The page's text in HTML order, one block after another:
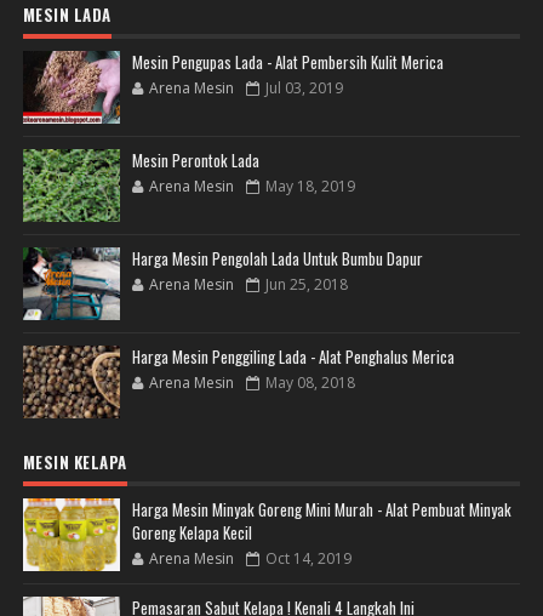
MESIN LADA
Mesin Pengupas Lada - Alat Pembersih Kulit Merica
Arena Mesin Jul 03, 2019
Mesin Perontok Lada
Arena Mesin May 18, 2019
Harga Mesin Pengolah Lada Untuk Bumbu Dapur
Arena Mesin Jun 25, 2018
Harga Mesin Penggiling Lada - Alat Penghalus Merica
Arena Mesin May 08, 2018
MESIN KELAPA
Harga Mesin Minyak Goreng Mini Murah - Alat Pembuat Minyak
Goreng Kelapa Kecil
Arena Mesin Oct 14, 2019
Pemasaran Sabut Kelapa ! Kenali 4 Langkah Ini